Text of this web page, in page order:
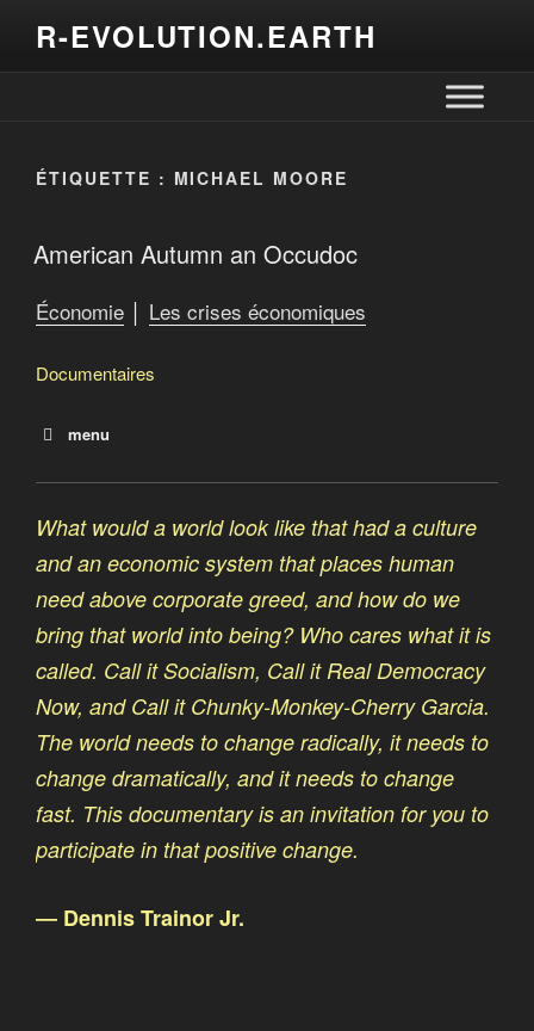
R-EVOLUTION.EARTH
ÉTIQUETTE : MICHAEL MOORE
American Autumn an Occudoc
Économie │ Les crises économiques
Documentaires
menu
American Autumn an Occudoc
La stratégie du choc
What would a world look like that had a culture
and an economic system that places human
need above corporate greed, and how do we
bring that world into being? Who cares what it is
called. Call it Socialism, Call it Real Democracy
Now, and Call it Chunky-Monkey-Cherry Garcia.
The world needs to change radically, it needs to
change dramatically, and it needs to change
fast. This documentary is an invitation for you to
participate in that positive change.
― Dennis Trainor Jr.